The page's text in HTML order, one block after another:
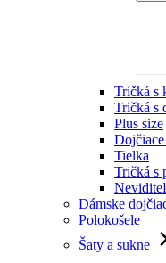
Tričká s
Tričká s
Plus size
Tielka
Tričká s
Dámske
Polokošele
Šaty a sukne